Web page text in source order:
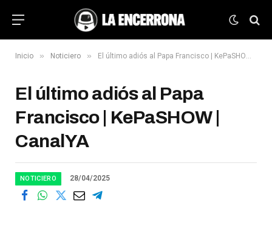
Inicio » Noticiero » El último adiós al Papa Francisco | KePaSHOW | CanalYA
El último adiós al Papa
Francisco | KePaSHOW |
CanalYA
NOTICIERO 28/04/2025